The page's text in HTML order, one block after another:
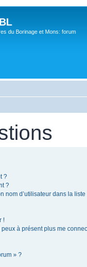
du Borinage et Mons: forum
?
?
nom d’utilisateur dans la liste
!
à présent plus me
» ?